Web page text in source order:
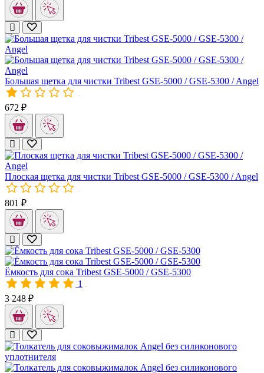
Щётка для чистки соковыжималок Angel.
Большая щетка для чистки Tribest GSE-5000 / GSE-5300 / Angel
Плоская щетка для чистки Tribest GSE-5000 / GSE-5300 / Angel
Ёмкость для сока Tribest GSE-5000 / GSE-5300
Ширина 18 см (от носика до ручки), высота 10 см
Толкатель для соковыжималок Angel без силиконового
Большая щетка для чистки Tribest GSE-5000 / GSE-5300 / Angel
672 ₽
Плоская щетка для чистки Tribest GSE-5000 / GSE-5300 / Angel
801 ₽
Ёмкость для сока Tribest GSE-5000 / GSE-5300
1
3 248 ₽